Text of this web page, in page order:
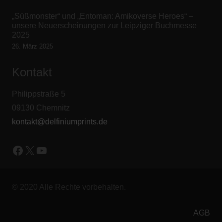
„Süßmonster“ und „Entoman: Amikoverse Heroes“ –
unsere Neuerscheinungen zur Leipziger Buchmesse
2025
26. März 2025
Kontakt
Philippstraße 5
09130 Chemnitz
kontakt@delfiniumprints.de
Facebook
X YouTube
© 2020 Alle Rechte vorbehalten.
AGB